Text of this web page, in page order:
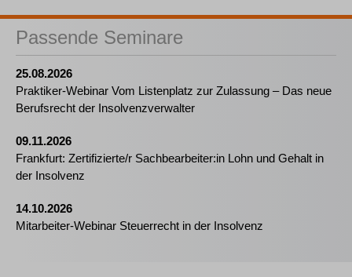
Passende Seminare
25.08.2026
Praktiker-Webinar Vom Listenplatz zur Zulassung – Das neue
Berufsrecht der Insolvenzverwalter
09.11.2026
Frankfurt: Zertifizierte/r Sachbearbeiter:in Lohn und Gehalt in
der Insolvenz
14.10.2026
Mitarbeiter-Webinar Steuerrecht in der Insolvenz